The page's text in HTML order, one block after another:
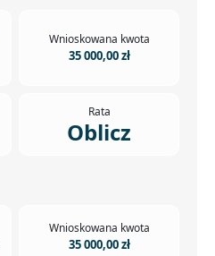
Wnioskowana kwota
35 000,00 zł
Rata
Oblicz
Wnioskowana kwota
35 000,00 zł